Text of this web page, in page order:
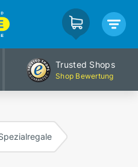
Trusted Shops
Shop Bewertung